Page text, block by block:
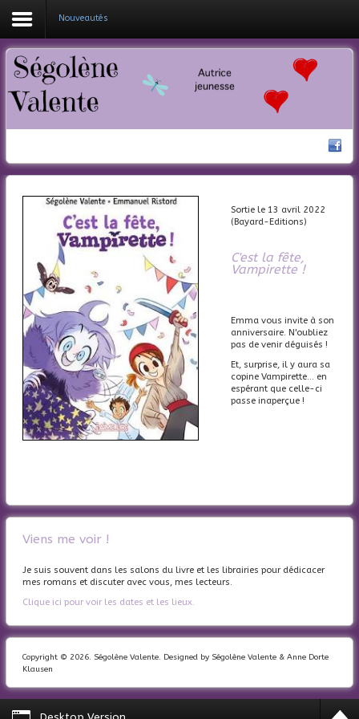
Coucou !
Mes livres
Nouveautés
Actualités
Contacte-moi
Nouveautés
Sortie le 13 avril 2022
(Bayard-Editions)
C'est la fête,
Vampirette !
Emma vous invite à son
anniversaire. N'oubliez
pas de venir déguisés !
Et, surprise, il y aura sa
copine Vampirette... en
espérant que celle-ci
passe inaperçue !
Viens me voir !
Je suis souvent dans les salons du livre et les librairies pour dédicacer
mes romans et discuter avec vous, mes lecteurs.
Clique ici pour voir les dates et les lieux.
Copyright © 2026. Ségolène Valente. Designed by Ségolène Valente & Anne Dorte
Klausen